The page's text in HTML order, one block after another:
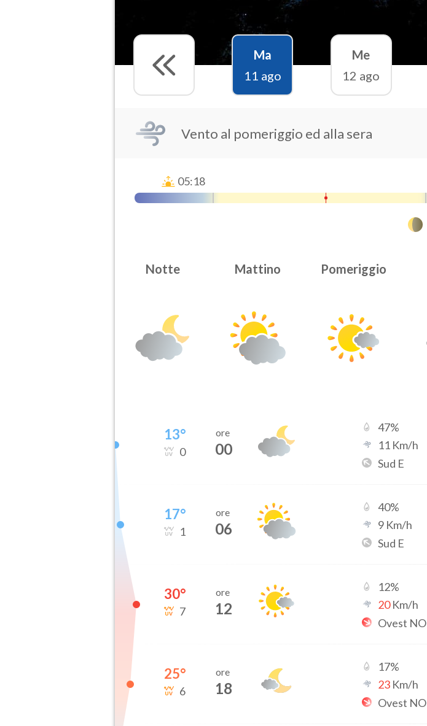
Ma
11 ago
Me
12 ago
Vento al pomeriggio ed alla sera
05:18
Notte Mattino Pomeriggio
13°
0
ore
00
47%
11 Km/h
Sud E
17°
1
ore
06
40%
9 Km/h
Sud E
30°
7
ore
12
12%
20Km/h
Ovest NO
25°
6
ore
18
17%
23 Km/h
Ovest NO